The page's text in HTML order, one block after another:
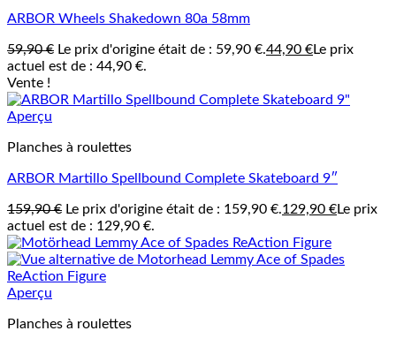
ARBOR Wheels Shakedown 80a 58mm
59,90€ Le prix d'origine était de : 59,90 €.44,90 €Le prix
actuel est de : 44,90 €.
Vente !
Aperçu
Planches à roulettes
ARBOR Martillo Spellbound Complete Skateboard 9″
159,90€ Le prix d'origine était de : 159,90 €.129,90 €Le prix
actuel est de : 129,90 €.
Aperçu
Planches à roulettes